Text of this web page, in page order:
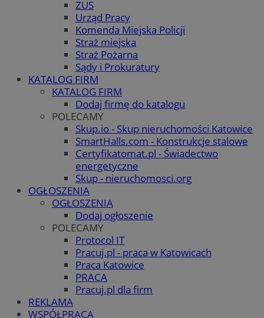
ZUS
Urząd Pracy
Komenda Miejska Policji
Straż miejska
Straż Pożarna
Sądy i Prokuratury
KATALOG FIRM
KATALOG FIRM
Dodaj firmę do katalogu
POLECAMY
Skup.io - Skup nieruchomości Katowice
SmartHalls.com - Konstrukcje stalowe
Certyfikatomat.pl - Świadectwo
energetyczne
Skup - nieruchomosci.org
OGŁOSZENIA
OGŁOSZENIA
Dodaj ogłoszenie
POLECAMY
Protocol IT
Pracuj.pl - praca w Katowicach
Praca Katowice
PRACA
Pracuj.pl dla firm
REKLAMA
WSPÓŁPRACA